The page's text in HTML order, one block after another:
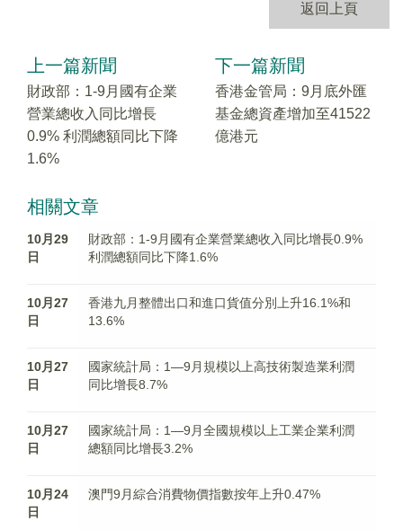
返回上頁
上一篇新聞
財政部：1-9月國有企業
營業總收入同比增長
0.9% 利潤總額同比下降
1.6%
下一篇新聞
香港金管局：9月底外匯
基金總資產增加至41522
億港元
相關文章
10月29
日
財政部：1-9月國有企業營業總收入同比增長0.9%
利潤總額同比下降1.6%
10月27
日
香港九月整體出口和進口貨值分別上升16.1%和
13.6%
10月27
日
國家統計局：1—9月規模以上高技術製造業利潤
同比增長8.7%
10月27
日
國家統計局：1—9月全國規模以上工業企業利潤
總額同比增長3.2%
10月24
日
澳門9月綜合消費物價指數按年上升0.47%